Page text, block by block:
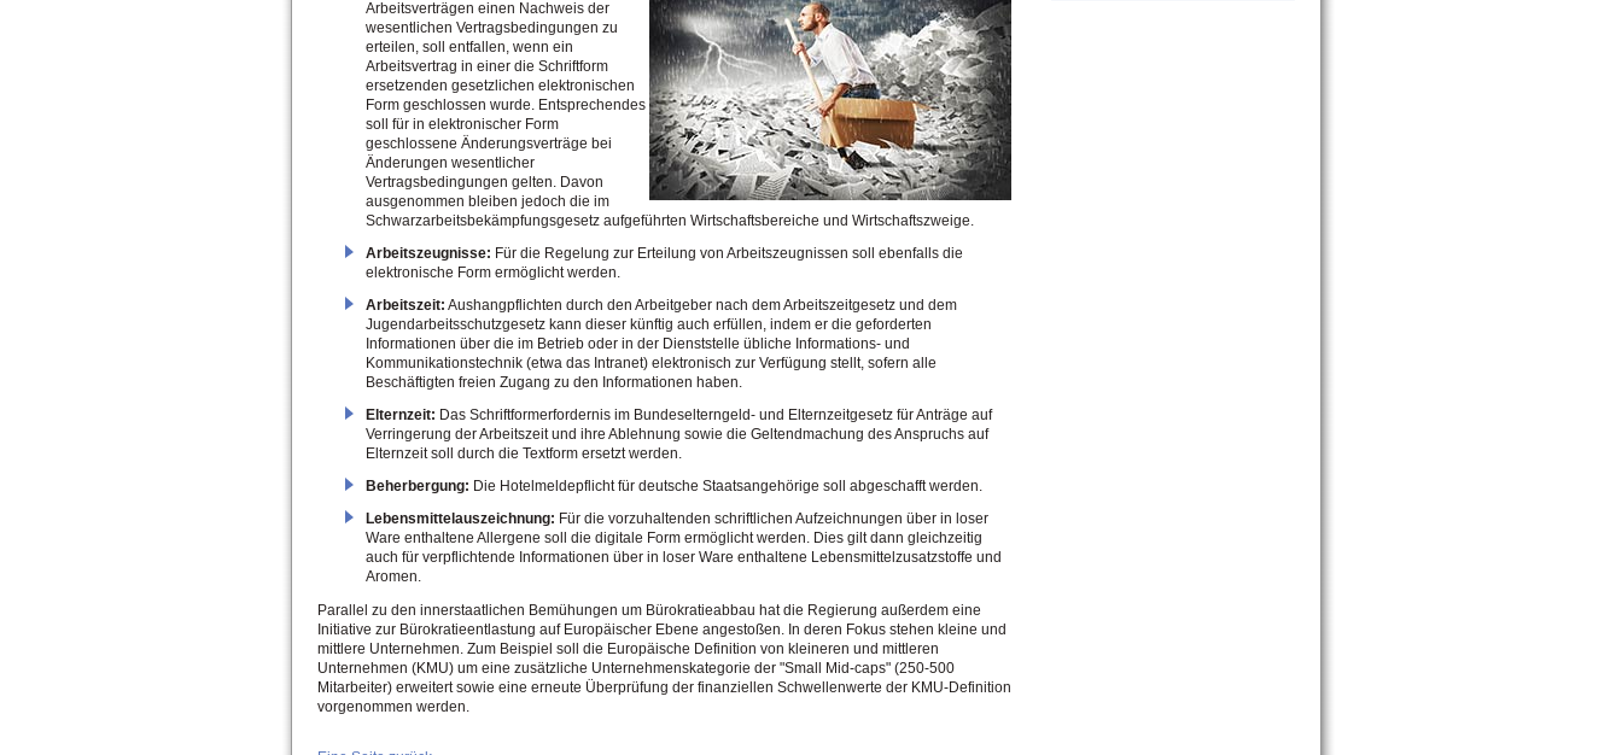
Arbeitsverträgen einen Nachweis der
wesentlichen Vertragsbedingungen zu
erteilen, soll entfallen, wenn ein
Arbeitsvertrag in einer die Schriftform
ersetzenden gesetzlichen elektronischen
Form geschlossen wurde. Entsprechendes
soll für in elektronischer Form
geschlossene Änderungsverträge bei
Änderungen wesentlicher
Vertragsbedingungen gelten. Davon
ausgenommen bleiben jedoch die im
Schwarzarbeitsbekämpfungsgesetz aufgeführten Wirtschaftsbereiche und Wirtschaftszweige.
Arbeitszeugnisse: Für die Regelung zur Erteilung von Arbeitszeugnissen soll ebenfalls die
elektronische Form ermöglicht werden.
Arbeitszeit: Aushangpflichten durch den Arbeitgeber nach dem Arbeitszeitgesetz und dem
Jugendarbeitsschutzgesetz kann dieser künftig auch erfüllen, indem er die geforderten
Informationen über die im Betrieb oder in der Dienststelle übliche Informations- und
Kommunikationstechnik (etwa das Intranet) elektronisch zur Verfügung stellt, sofern alle
Beschäftigten freien Zugang zu den Informationen haben.
Elternzeit: Das Schriftformerfordernis im Bundeselterngeld- und Elternzeitgesetz für Anträge auf
Verringerung der Arbeitszeit und ihre Ablehnung sowie die Geltendmachung des Anspruchs auf
Elternzeit soll durch die Textform ersetzt werden.
Beherbergung: Die Hotelmeldepflicht für deutsche Staatsangehörige soll abgeschafft werden.
Lebensmittelauszeichnung: Für die vorzuhaltenden schriftlichen Aufzeichnungen über in loser
Ware enthaltene Allergene soll die digitale Form ermöglicht werden. Dies gilt dann gleichzeitig
auch für verpflichtende Informationen über in loser Ware enthaltene Lebensmittelzusatzstoffe und
Aromen.
Parallel zu den innerstaatlichen Bemühungen um Bürokratieabbau hat die Regierung außerdem eine
Initiative zur Bürokratieentlastung auf Europäischer Ebene angestoßen. In deren Fokus stehen kleine und
mittlere Unternehmen. Zum Beispiel soll die Europäische Definition von kleineren und mittleren
Unternehmen (KMU) um eine zusätzliche Unternehmenskategorie der "Small Mid-caps" (250-500
Mitarbeiter) erweitert sowie eine erneute Überprüfung der finanziellen Schwellenwerte der KMU-Definition
vorgenommen werden.